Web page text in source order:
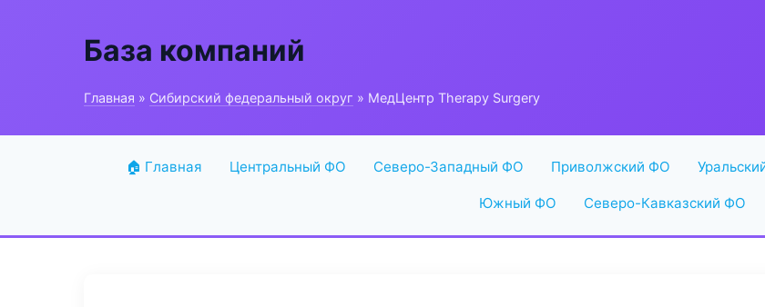
База компаний
Главная » Сибирский федеральный округ » МедЦентр Therapy Surgery
🏠 Главная Центральный ФО Северо-Западный ФО Приволжский ФО
Южный ФО Северо-Кавказский ФО